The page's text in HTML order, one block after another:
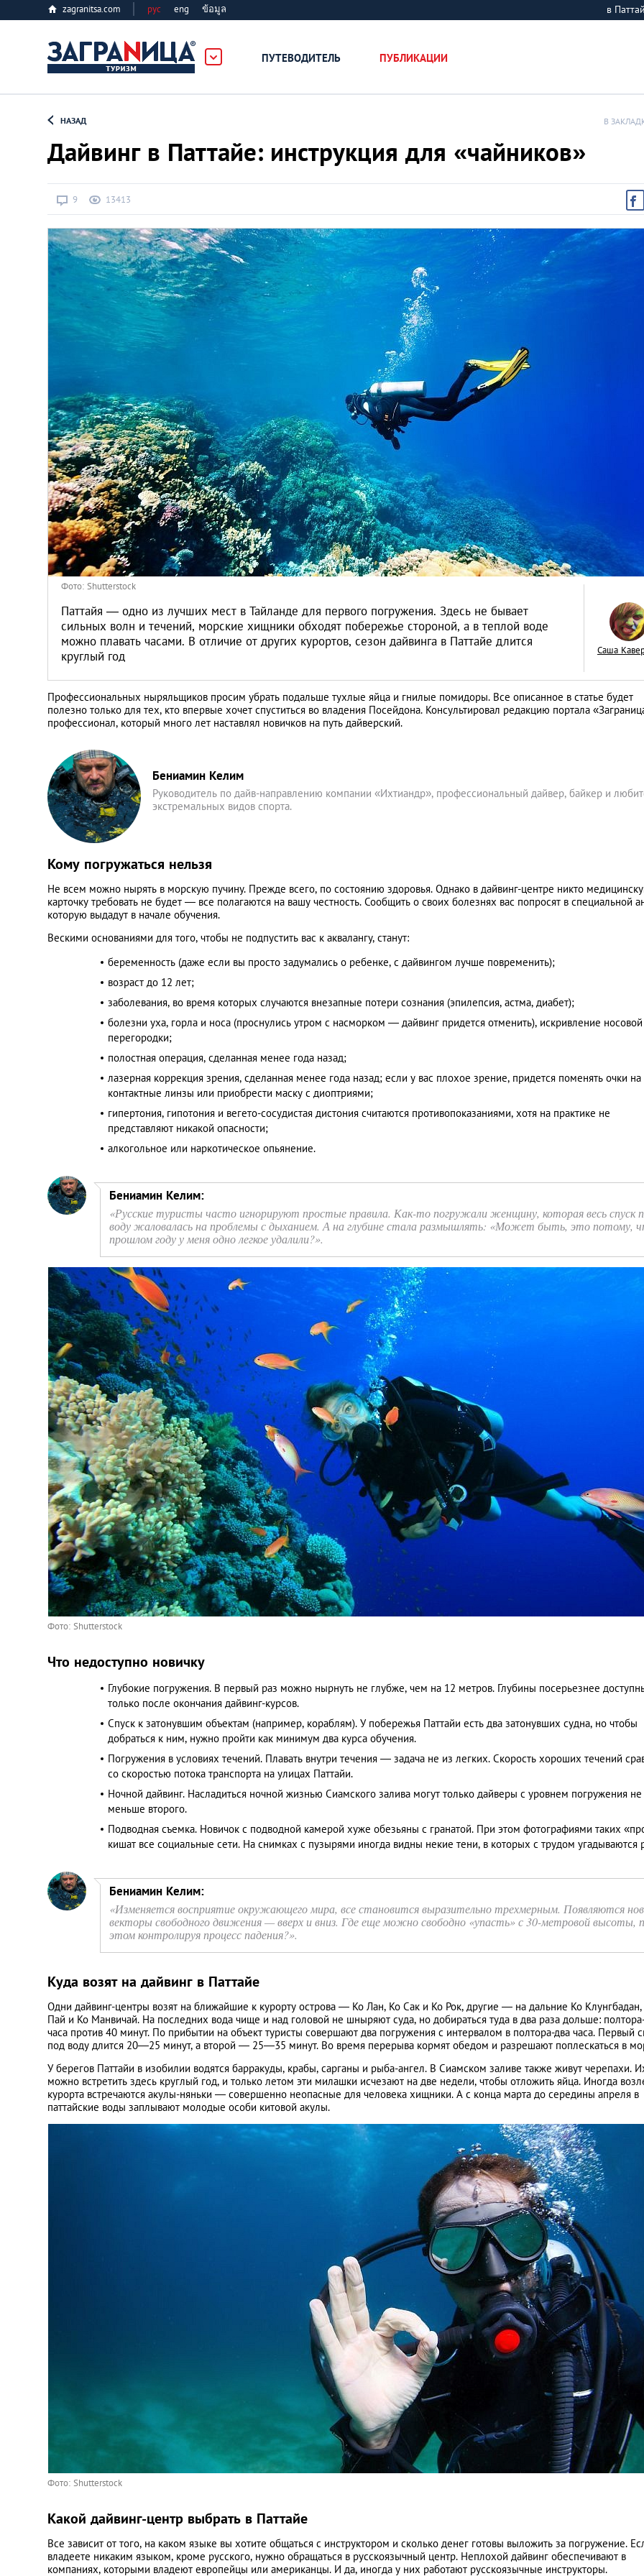
zagranitsa.com рус eng ข้อมูล в
ПУТЕВОДИТЕЛЬ ПУБЛИКАЦИИ
Алматы
Астана
Афины
Киев
Лос-Анджелес
Москва
Париж
Паттайя
Пхукет
Санкт-Петербург
НАЗАД В
Дайвинг в Паттайе: инструкция для «чайников»
9 13413
Фото: Shutterstock
Паттайя — одно из лучших мест в Тайланде для первого погружения. Здесь не бывает
сильных волн и течений, морские хищники обходят побережье стороной, а в теплой воде
можно плавать часами. В отличие от других курортов, сезон дайвинга в Паттайе длится
круглый год
Саша
Профессиональных ныряльщиков просим убрать подальше тухлые яйца и гнилые помидоры. Все описанное в статье будет
полезно только для тех, кто впервые хочет спуститься во владения Посейдона. Консультировал редакцию портала
профессионал, который много лет наставлял новичков на путь дайверский.
Бениамин Келим
Руководитель по дайв-направлению компании «Ихтиандр», профессиональный дайвер, байкер и
экстремальных видов спорта.
Кому погружаться нельзя
Не всем можно нырять в морскую пучину. Прежде всего, по состоянию здоровья. Однако в дайвинг-центре никто
карточку требовать не будет — все полагаются на вашу честность. Сообщить о своих болезнях вас попросят в специальной
которую выдадут в начале обучения.
Вескими основаниями для того, чтобы не подпустить вас к аквалангу, станут:
беременность (даже если вы просто задумались о ребенке, с дайвингом лучше повременить);
возраст до 12 лет;
заболевания, во время которых случаются внезапные потери сознания (эпилепсия, астма, диабет);
болезни уха, горла и носа (проснулись утром с насморком — дайвинг придется отменить), искривление носовой
перегородки;
полостная операция, сделанная менее года назад;
лазерная коррекция зрения, сделанная менее года назад; если у вас плохое зрение, придется поменять очки на
контактные линзы или приобрести маску с диоптриями;
гипертония, гипотония и вегето-сосудистая дистония считаются противопоказаниями, хотя на практике не
представляют никакой опасности;
алкогольное или наркотическое опьянение.
Бениамин Келим:
«Русские туристы часто игнорируют простые правила. Как-то погружали женщину, которая весь спуск
воду жаловалась на проблемы с дыханием. А на глубине стала размышлять: «Может быть, это потому,
прошлом году у меня одно легкое удалили?».
Фото: Shutterstock
Что недоступно новичку
Глубокие погружения. В первый раз можно нырнуть не глубже, чем на 12 метров. Глубины посерьезнее
только после окончания дайвинг-курсов.
Спуск к затонувшим объектам (например, кораблям). У побережья Паттайи есть два затонувших судна, но чтобы
добраться к ним, нужно пройти как минимум два курса обучения.
Погружения в условиях течений. Плавать внутри течения — задача не из легких. Скорость хороших течений
со скоростью потока транспорта на улицах Паттайи.
Ночной дайвинг. Насладиться ночной жизнью Сиамского залива могут только дайверы с уровнем погружения не
меньше второго.
Подводная съемка. Новичок с подводной камерой хуже обезьяны с гранатой. При этом фотографиями таких
кишат все социальные сети. На снимках с пузырями иногда видны некие тени, в которых с трудом угадываются
Бениамин Келим:
«Изменяется восприятие окружающего мира, все становится выразительно трехмерным. Появляются
векторы свободного движения — вверх и вниз. Где еще можно свободно «упасть» с 30-метровой высоты,
этом контролируя процесс падения?».
Куда возят на дайвинг в Паттайе
Одни дайвинг-центры возят на ближайшие к курорту острова — Ко Лан, Ко Сак и Ко Рок, другие — на дальние Ко
Пай и Ко Манвичай. На последних вода чище и над головой не шныряют суда, но добираться туда в два раза дольше:
часа против 40 минут. По прибытии на объект туристы совершают два погружения с интервалом в полтора-два часа. Первый
под воду длится 20—25 минут, а второй — 25—35 минут. Во время перерыва кормят обедом и разрешают поплескаться в
У берегов Паттайи в изобилии водятся барракуды, крабы, сарганы и рыба-ангел. В Сиамском заливе также живут черепахи.
можно встретить здесь круглый год, и только летом эти милашки исчезают на две недели, чтобы отложить яйца. Иногда
курорта встречаются акулы-няньки — совершенно неопасные для человека хищники. А с конца марта до середины апреля в
паттайские воды заплывают молодые особи китовой акулы.
Фото: Shutterstock
Какой дайвинг-центр выбрать в Паттайе
Все зависит от того, на каком языке вы хотите общаться с инструктором и сколько денег готовы выложить за погружение.
владеете никаким языком, кроме русского, нужно обращаться в русскоязычный центр. Неплохой дайвинг обеспечивают в
компаниях, которыми владеют европейцы или американцы. И да, иногда у них работают русскоязычные инструкторы.